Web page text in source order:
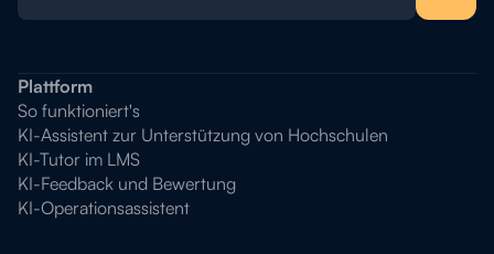
Plattform
So funktioniert's
KI-Assistent zur Unterstützung von Hochschulen
KI-Tutor im LMS
KI-Feedback und Bewertung
KI-Operationsassistent